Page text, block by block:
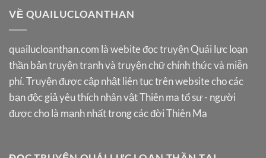
VỀ QUAILUCLOANTHAN
quailucloanthan.com là webite đọc truyện Quái lực loạn
thần bản truyện tranh và truyện chữ chính thức và miễn
phí. Truyện được cập nhật liên tục trên website cho các
bạn độc giả yêu thích nhân vật Thiên ma tổ sư - người
được cho là mạnh nhất trong các đời Thiên Ma